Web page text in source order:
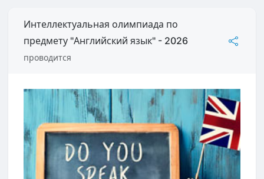
Интеллектуальная олимпиада по
предмету "Английский язык" - 2026
проводится